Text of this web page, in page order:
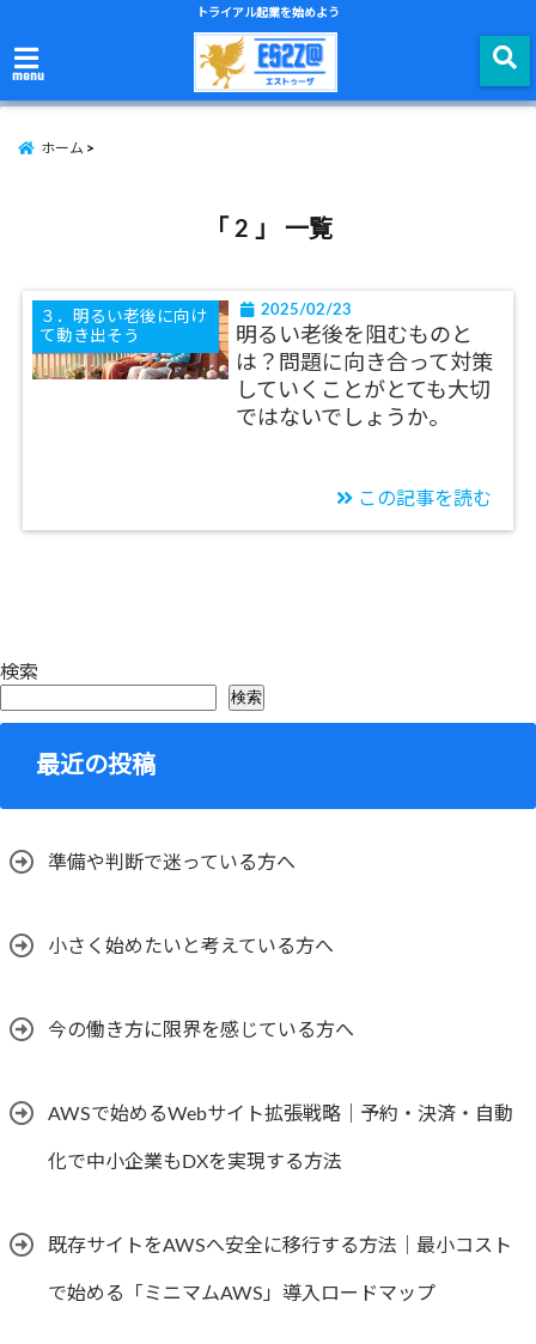
トライアル起業を始めよう
menu
ホーム
「 2 」 一覧
３．明るい老後に向け
て動き出そう
2025/02/23
明るい老後を阻むものと
は？問題に向き合って対策
していくことがとても大切
ではないでしょうか。
この記事を読む
検索
検索
最近の投稿
準備や判断で迷っている方へ
小さく始めたいと考えている方へ
今の働き方に限界を感じている方へ
AWSで始めるWebサイト拡張戦略｜予約・決済・自動
化で中小企業もDXを実現する方法
既存サイトをAWSへ安全に移行する方法｜最小コスト
で始める「ミニマムAWS」導入ロードマップ